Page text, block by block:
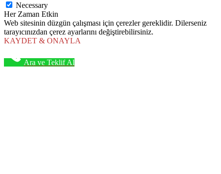
Necessary
Her Zaman Etkin
Web sitesinin düzgün çalışması için çerezler gereklidir. Dilerseniz
tarayıcınızdan çerez ayarlarını değiştirebilirsiniz.
KAYDET & ONAYLA
Ara ve Teklif Al